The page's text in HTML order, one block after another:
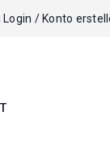
Login / Konto